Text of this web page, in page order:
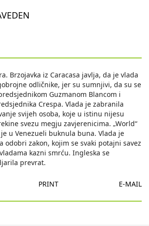
Brzojavka iz Caracasa javlja, da je vlada
odličnike, jer su sumnjivi, da su se
Guzmanom Blancom i
Crespa. Vlada je zabranila
svijeh osoba, koje u istinu nijesu
svezu megju zavjerenicima. „World“
u Venezueli buknula buna. Vlada je
odobri zakon, kojim se svaki potajni savez
kazni smrću. Ingleska se
prevrat.
PRINT E-MAIL